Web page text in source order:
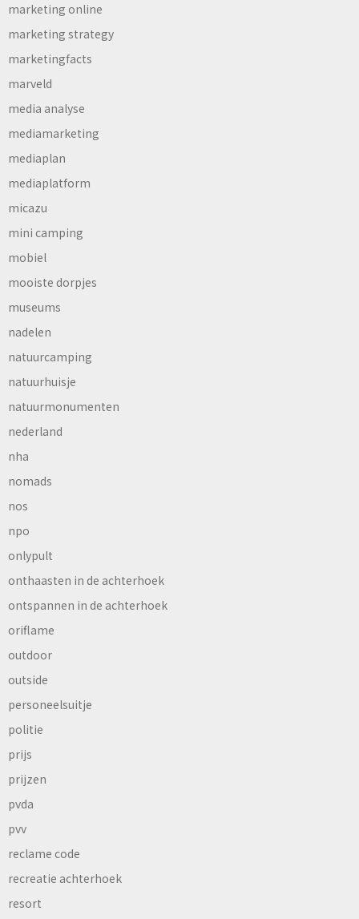
marketing online
marketing strategy
marketingfacts
marveld
media analyse
mediamarketing
mediaplan
mediaplatform
micazu
mini camping
mobiel
mooiste dorpjes
museums
nadelen
natuurcamping
natuurhuisje
natuurmonumenten
nederland
nha
nomads
nos
npo
onlypult
onthaasten in de achterhoek
ontspannen in de achterhoek
oriflame
outdoor
outside
personeelsuitje
politie
prijs
prijzen
pvda
pvv
reclame code
recreatie achterhoek
resort